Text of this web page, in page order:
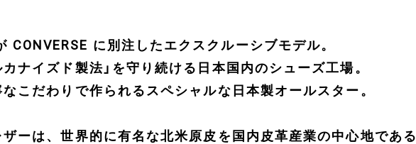
CONVERSE に別注したエクスクルーシブモデル。
カナイズド製法」を守り続ける日本国内のシューズ工場。
こだわりで作られるスペシャルな日本製オールスター。
ーは、世界的に有名な北米原皮を国内皮革産業の中心地である